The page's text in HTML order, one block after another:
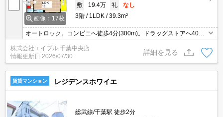
画像：17枚
敷
19.4万 礼
なし
3階
1LDK 39.3m²
オートロック。コンビニへ徒歩4分(300m)。ドラッグストアへ400
m。郵便局へ240m。敷地内防犯カメラ設置。駅まで徒歩6分圏内!。
ヨドバシカメラへ900m。TVインターホン付き。都市ガス使用。
株式会社エイブル 千葉中央店
情報更新日 2026/07/30
詳細を見る
賃貸マンション レジデンスホワイエ
総武線/千葉駅 徒歩2分